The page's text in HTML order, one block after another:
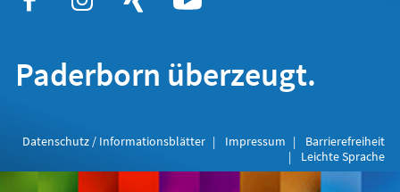
Paderborn überzeugt.
Datenschutz / Informationsblätter Impressum
Barrierefreiheit
Leichte Sprache